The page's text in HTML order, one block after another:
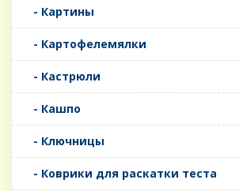
- Картины
- Картофелемялки
- Кастрюли
- Кашпо
- Ключницы
- Коврики для раскатки теста